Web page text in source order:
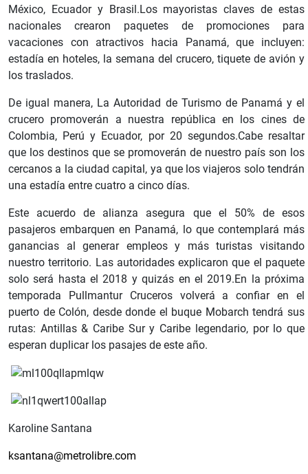
México, Ecuador y Brasil.Los mayoristas claves de estas
nacionales crearon paquetes de promociones para
vacaciones con atractivos hacia Panamá, que incluyen:
estadía en hoteles, la semana del crucero, tiquete de avión y
los traslados.
De igual manera, La Autoridad de Turismo de Panamá y el
crucero promoverán a nuestra república en los cines de
Colombia, Perú y Ecuador, por 20 segundos.Cabe resaltar
que los destinos que se promoverán de nuestro país son los
cercanos a la ciudad capital, ya que los viajeros solo tendrán
una estadía entre cuatro a cinco días.
Este acuerdo de alianza asegura que el 50% de esos
pasajeros embarquen en Panamá, lo que contemplará más
ganancias al generar empleos y más turistas visitando
nuestro territorio. Las autoridades explicaron que el paquete
solo será hasta el 2018 y quizás en el 2019.En la próxima
temporada Pullmantur Cruceros volverá a confiar en el
puerto de Colón, desde donde el buque Mobarch tendrá sus
rutas: Antillas & Caribe Sur y Caribe legendario, por lo que
esperan duplicar los pasajes de este año.
Karoline Santana
ksantana@metrolibre.com